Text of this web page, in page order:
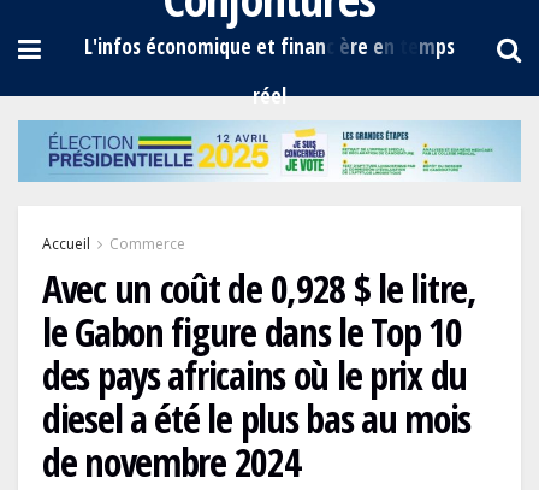
Accueil Commerce
Avec un coût de 0,928 $ le litre,
le Gabon figure dans le Top 10
des pays africains où le prix du
diesel a été le plus bas au mois
de novembre 2024